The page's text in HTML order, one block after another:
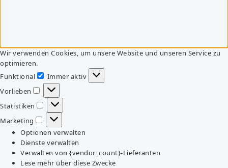
Wir verwenden Cookies, um unsere Website und unseren Service zu
optimieren.
Funktional
Funktional
Immer aktiv
Vorlieben
Vorlieben
Statistiken
Statistiken
Marketing
Marketing
Optionen verwalten
Dienste verwalten
Verwalten von {vendor_count}-Lieferanten
Lese mehr über diese Zwecke